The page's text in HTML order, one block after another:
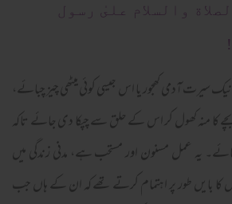
والسلام علىٰ رسول
سیرت آدمی کھجور یا اس جیسی کوئی میٹھی چیز چبائے،
کا منہ کھول کر اس کے حلق سے چپکا دی جائے تاکہ
یہ عمل مسنون اور مستحب ہے، مدنی زندگی میں
کا بایں طور پر اہتمام کرتے تھے کہ ان کے ہاں جب